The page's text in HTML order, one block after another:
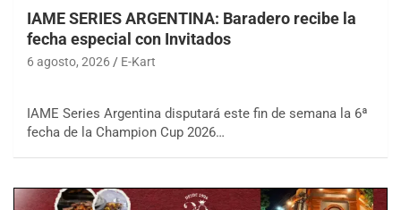
IAME SERIES ARGENTINA: Baradero recibe la
fecha especial con Invitados
6 agosto, 2026 E-Kart
IAME Series Argentina disputará este fin de semana la 6ª
fecha de la Champion Cup 2026…